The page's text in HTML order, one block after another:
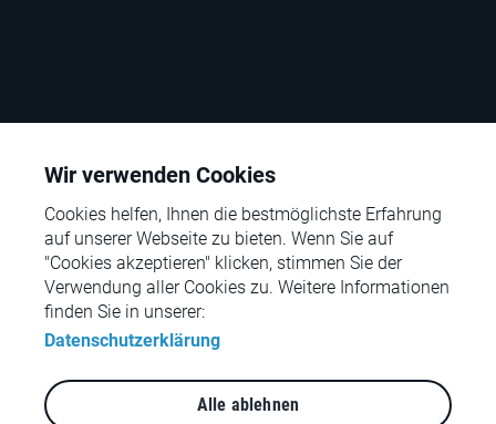
© rpc – the retail performance company – 2026
Impressum
Rechtliche Hinweise
Wir verwenden Cookies
Cookies helfen, Ihnen die bestmöglichste Erfahrung
auf unserer Webseite zu bieten. Wenn Sie auf
"Cookies akzeptieren" klicken, stimmen Sie der
Verwendung aller Cookies zu. Weitere Informationen
finden Sie in unserer:
Datenschutzerklärung
Alle ablehnen